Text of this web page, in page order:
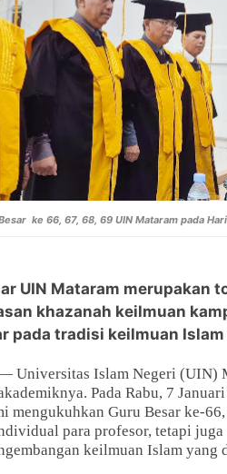
ke 66, 67, 68, 69 UIN Mataram pada
UIN Mataram merupakan
khazanah keilmuan
pada tradisi keilmuan
Universitas Islam Negeri (UIN)
Pada Rabu, 7
mengukuhkan Guru Besar ke-
para profesor, tetapi
keilmuan Islam yang